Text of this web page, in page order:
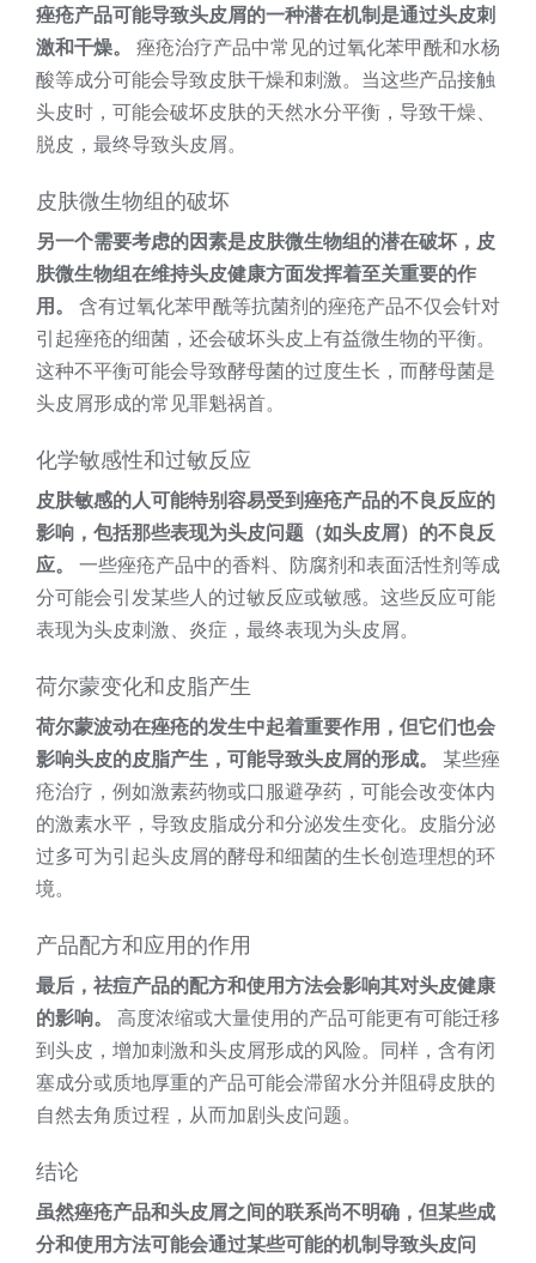
痤疮产品可能导致头皮屑的一种潜在机制是通过头皮刺
激和干燥。
痤疮治疗产品中常见的过氧化苯甲酰和水杨
酸等成分可能会导致皮肤干燥和刺激。当这些产品接触
头皮时，可能会破坏皮肤的天然水分平衡，导致干燥、
脱皮，最终导致头皮屑。
皮肤微生物组的破坏
另一个需要考虑的因素是皮肤微生物组的潜在破坏，皮
肤微生物组在维持头皮健康方面发挥着至关重要的作
用。
含有过氧化苯甲酰等抗菌剂的痤疮产品不仅会针对
引起痤疮的细菌，还会破坏头皮上有益微生物的平衡。
这种不平衡可能会导致酵母菌的过度生长，而酵母菌是
头皮屑形成的常见罪魁祸首。
化学敏感性和过敏反应
皮肤敏感的人可能特别容易受到痤疮产品的不良反应的
影响，包括那些表现为头皮问题（如头皮屑）的不良反
应。
一些痤疮产品中的香料、​​防腐剂和表面活性剂等成
分可能会引发某些人的过敏反应或敏感。这些反应可能
表现为头皮刺激、炎症，最终表现为头皮屑。
荷尔蒙变化和皮脂产生
荷尔蒙波动在痤疮的发生中起着重要作用，但它们也会
影响头皮的皮脂产生，可能导致头皮屑的形成。
某些痤
疮治疗，例如激素药物或口服避孕药，可能会改变体内
的激素水平，导致皮脂成分和分泌发生变化。皮脂分泌
过多可为引起头皮屑的酵母和细菌的生长创造理想的环
境。
产品配方和应用的作用
最后，祛痘产品的配方和使用方法会影响其对头皮健康
的影响。
高度浓缩或大量使用的产品可能更有可能迁移
到头皮，增加刺激和头皮屑形成的风险。同样，含有闭
塞成分或质地厚重的产品可能会滞留水分并阻碍皮肤的
自然去角质过程，从而加剧头皮问题。
结论
虽然痤疮产品和头皮屑之间的联系尚不明确，但某些成
分和使用方法可能会通过某些可能的机制导致头皮问